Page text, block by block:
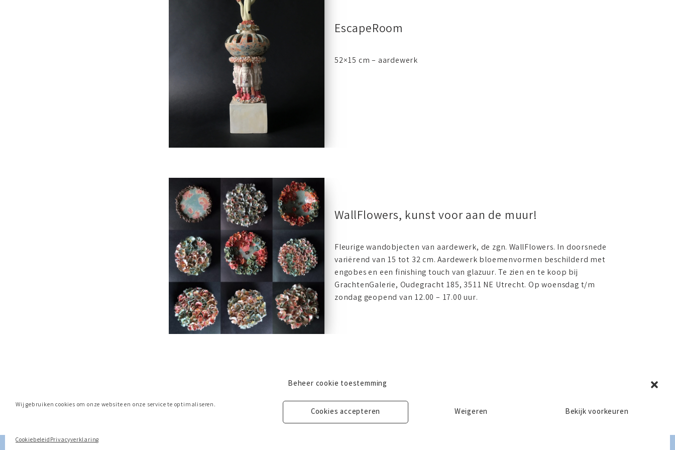
Beheer cookie toestemming
Wij gebruiken cookies om onze website en onze service te optimaliseren.
Cookies accepteren Weigeren Bekijk voorkeuren
CookiebeleidPrivacyverklaring
EscapeRoom
52×15 cm – aardewerk
WallFlowers, kunst voor aan de muur!
Fleurige wandobjecten van aardewerk, de zgn. WallFlowers. In doorsnede
variërend van 15 tot 32 cm. Aardewerk bloemenvormen beschilderd met
engobes en een finishing touch van glazuur. Te zien en te koop bij
GrachtenGalerie, Oudegracht 185, 3511 NE Utrecht. Op woensdag t/m
zondag geopend van 12.00 – 17.00 uur.